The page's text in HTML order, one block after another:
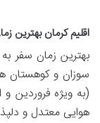
اقلیم کرمان بهترین
بهترین زمان سفر
سوزان و کوهستان
(به ویژه فروردین
هوایی معتدل و